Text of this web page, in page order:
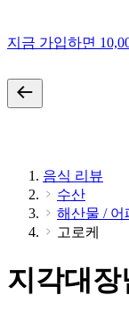
지금 가입하면
음식 리뷰
수산
해산물 / 어
고로케
지각대